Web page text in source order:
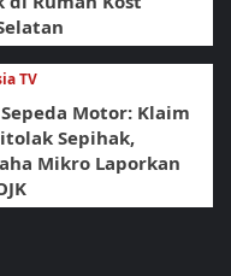
TV
Motor: Klaim
Sepihak,
Mikro Laporkan